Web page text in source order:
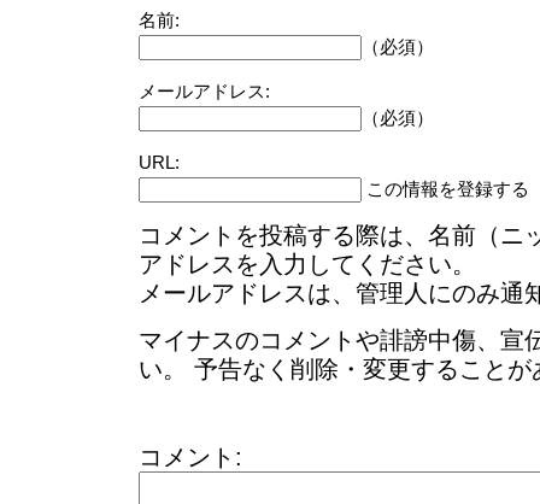
名前:
（必須）
メールアドレス:
（必須）
URL:
この情報を登録する
コメントを投稿する際は、名前（ニ
アドレスを入力してください。
メールアドレスは、管理人にのみ通
マイナスのコメントや誹謗中傷、宣
い。 予告なく削除・変更することが
コメント: